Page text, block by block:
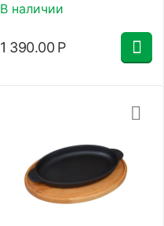
В наличии
1 390.00 Р